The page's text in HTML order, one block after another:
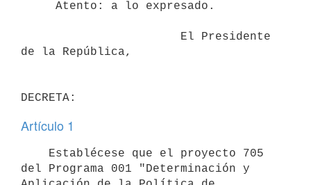
de la República,
Artículo 1
del Programa 001 "Determinación y